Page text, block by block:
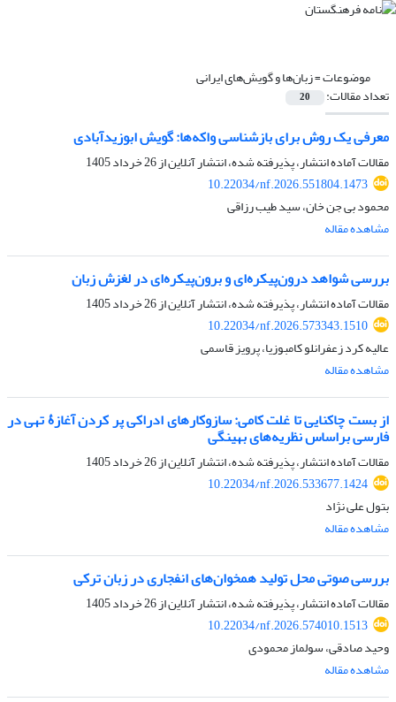
موضوعات =زبان‌ها و گویش‌های ایرانی
تعداد مقالات: 20
معرفی یک روش برای بازشناسی واکه‌ها: گویش ابوزیدآبادی
مقالات آماده انتشار، پذیرفته شده، انتشار آنلاین از26 خرداد 1405
10.22034/nf.2026.551804.1473
محمود بی جن خان، سید طیب رزاقی
مشاهده مقاله
بررسی شواهد درون‌پیکره‌ای و برون‌پیکره‌ای در لغزش زبان
مقالات آماده انتشار، پذیرفته شده، انتشار آنلاین از26 خرداد 1405
10.22034/nf.2026.573343.1510
عالیه کرد زعفرانلو کامبوزیا، پرویز قاسمی
مشاهده مقاله
از بست چاکنایی تا غلت کامی: سازوکارهای ادراکی پر کردن آغازۀ تهی در
فارسی براساس نظریه‌های بهینگی
مقالات آماده انتشار، پذیرفته شده، انتشار آنلاین از26 خرداد 1405
10.22034/nf.2026.533677.1424
بتول علی نژاد
مشاهده مقاله
بررسی صوتی محل تولید همخوان‌های انفجاری در زبان ترکی
مقالات آماده انتشار، پذیرفته شده، انتشار آنلاین از26 خرداد 1405
10.22034/nf.2026.574010.1513
وحید صادقی، سولماز محمودی
مشاهده مقاله